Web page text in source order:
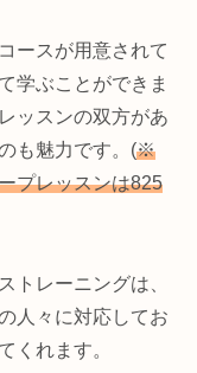
ースが用意されて
学ぶことができま
ッスンの双方があ
も魅力です。(※
プレッスンは825
トレーニングは、
人々に対応してお
くれます。